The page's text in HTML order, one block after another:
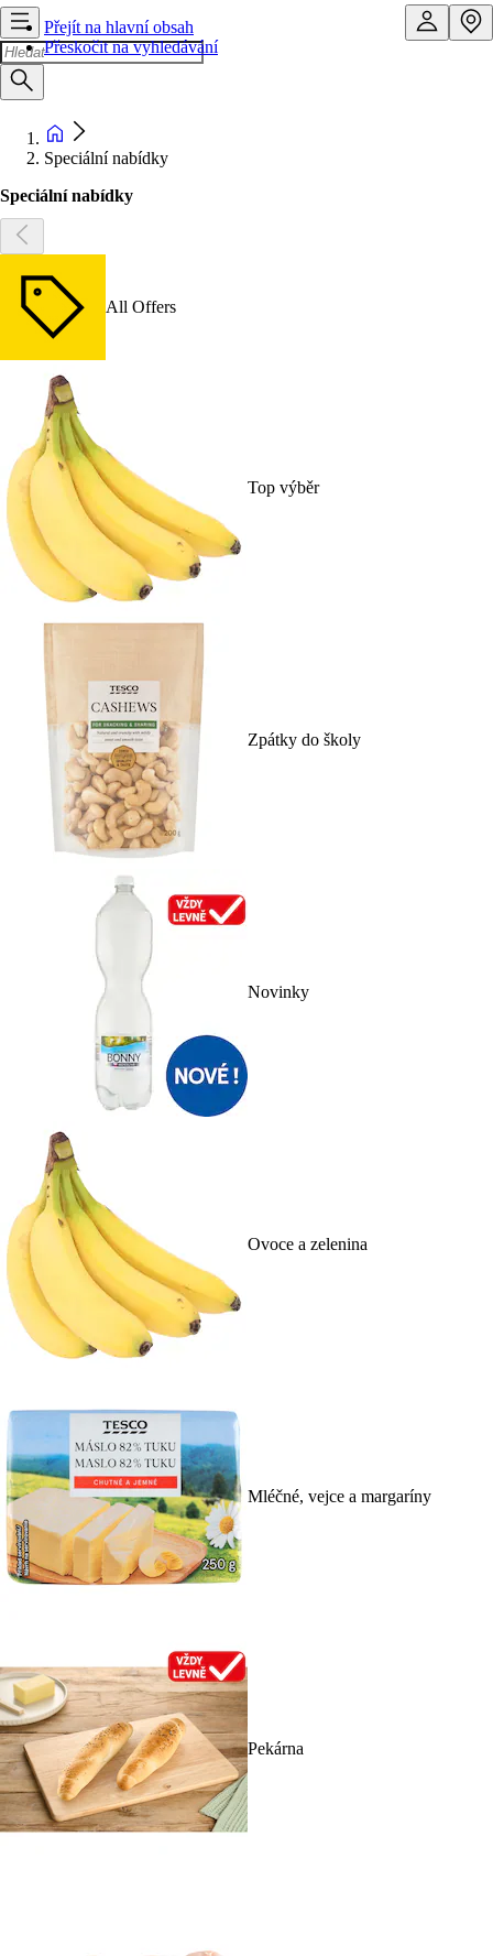
Přejít na hlavní obsah
Přeskočit na vyhledávání
Speciální nabídky
Speciální nabídky
All Offers
Top výběr
Zpátky do školy
Novinky
Ovoce a zelenina
Mléčné, vejce a margaríny
Pekárna